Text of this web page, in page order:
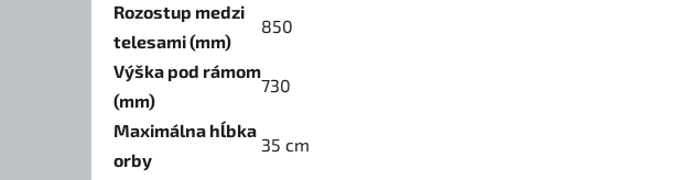
Rozostup medzi
telesami (mm)
850
Výška pod rámom
(mm)
730
Maximálna hĺbka
orby
35 cm